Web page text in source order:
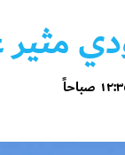
مثير